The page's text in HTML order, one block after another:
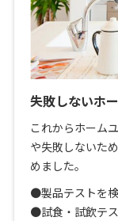
失敗しないホ
これからホーム
や失敗しないた
めました。
●製品テストを
●試食・試飲テ